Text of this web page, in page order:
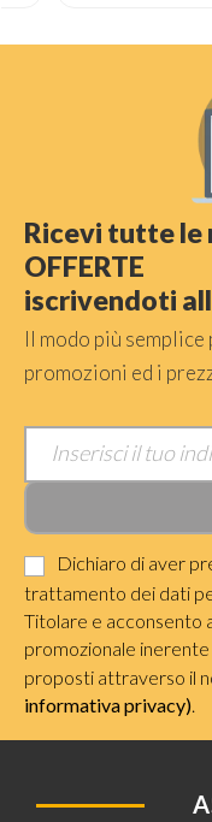
Ricevi tutte le
OFFERTE
iscrivendoti
Il modo più
promozioni ed i
Dichiaro di aver
trattamento dei dati
Titolare e acconsento
promozionale
proposti attraverso il
informativa privacy)